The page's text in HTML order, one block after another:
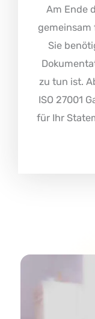
Am Ende
gemeinsam
Sie
zu tun ist.
ISO 27001
für Ihr